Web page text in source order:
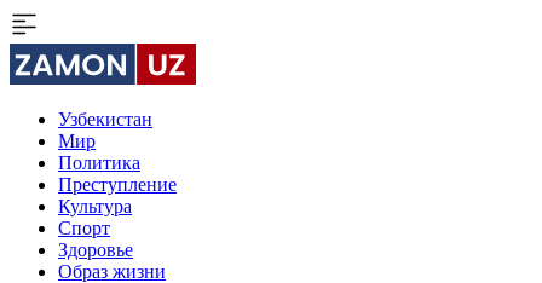
Узбекистан
Мир
Политика
Преступление
Культура
Спорт
Здоровье
Образ жизни